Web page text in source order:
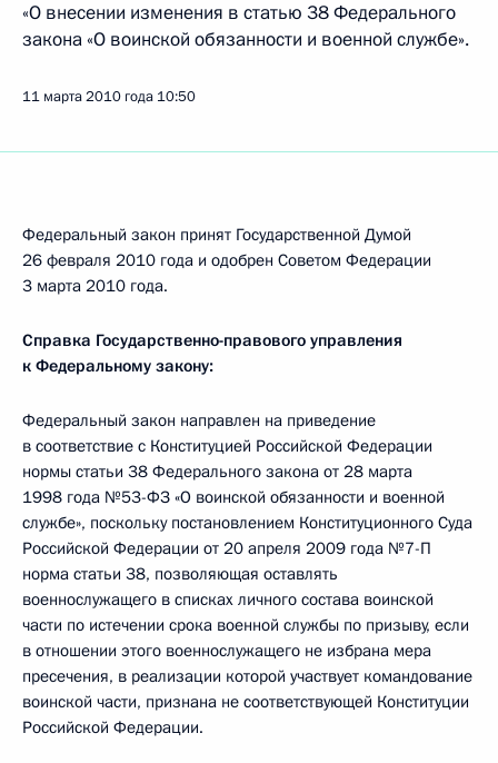
«О внесении изменения в статью 38 Федерального
закона «О воинской обязанности и военной службе».
11 марта 2010 года 10:50
Федеральный закон принят Государственной Думой
26 февраля 2010 года и одобрен Советом Федерации
3 марта 2010 года.
Справка Государственно-правового управления
к Федеральному закону:
Федеральный закон направлен на приведение
в соответствие с Конституцией Российской Федерации
нормы статьи 38 Федерального закона от 28 марта
1998 года №53-ФЗ «О воинской обязанности и военной
службе», поскольку постановлением Конституционного Суда
Российской Федерации от 20 апреля 2009 года №7-П
норма статьи 38, позволяющая оставлять
военнослужащего в списках личного состава воинской
части по истечении срока военной службы по призыву, если
в отношении этого военнослужащего не избрана мера
пресечения, в реализации которой участвует командование
воинской части, признана не соответствующей Конституции
Российской Федерации.